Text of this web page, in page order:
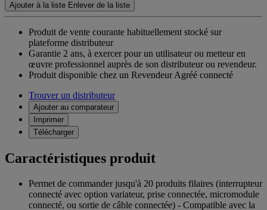
Ajouter à la liste Enlever de la liste
Produit de vente courante habituellement stocké sur
plateforme distributeur
Garantie 2 ans, à exercer pour un utilisateur ou metteur en
œuvre professionnel auprès de son distributeur ou revendeur.
Produit disponible chez un Revendeur Agréé connecté
Trouver un distributeur
Ajouter au comparateur
Imprimer
Télécharger
Caractéristiques produit
Permet de commander jusqu'à 20 produits filaires (interrupteur
connecté avec option variateur, prise connectée, micromodule
connecté, ou sortie de câble connectée) - Compatible avec la